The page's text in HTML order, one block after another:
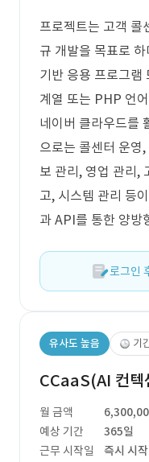
프로젝트는 고객 콜
규 개발을 목표로
기반 응용 프로그램
계열 또는 PHP 언
네이버 클라우드를
으로는 콜센터 운영
보 관리, 영업 관리,
고, 시스템 관리 등
과 API를 통한 양방
로그인
유사도 높음 기
CCaaS(AI 컨텍
월 금액
예상 기간
365일
근무 시작일
즉시 시작